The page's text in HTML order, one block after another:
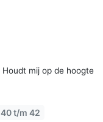
Houdt mij op de hoogte
40 t/m 42